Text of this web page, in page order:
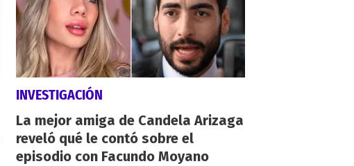
INVESTIGACIÓN
La mejor amiga de Candela Arizaga
reveló qué le contó sobre el
episodio con Facundo Moyano